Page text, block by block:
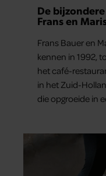
De
Frans en
Frans Bauer en
kennen in 1992,
het café-
in het Zuid-
die opgroeide in